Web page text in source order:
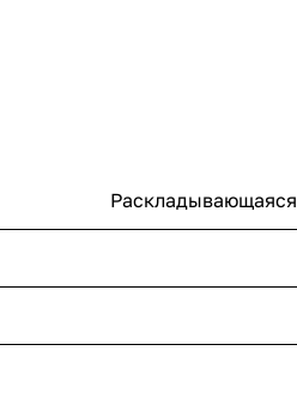
Раскладывающаяся